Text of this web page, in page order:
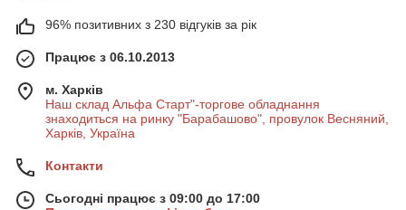
96% позитивних з 230 відгуків за рік
Працює з 06.10.2013
м. Харків
Наш склад Альфа Старт"-торгове обладнання
знаходиться на ринку "Барабашово", провулок Весняний,
Харків, Україна
Контакти
Сьогодні працює з 09:00 до 17:00